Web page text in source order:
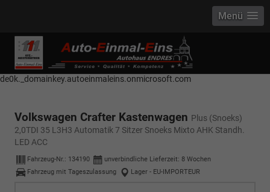
------------ Host Name : selector1._domainkey Points to address or value:
selector1-aee-de0k._domainkey.autoeinmaleins.onmicrosoft.com Host
Name : selector2._domainkey Points to address or value: selector2-aee-
de0k._domainkey.autoeinmaleins.onmicrosoft.com
Menü
Volkswagen Crafter Kastenwagen Plus (Snoeks)
2,0TDI 35 L3H3 Automatik 7 Sitzer Snoeks Mixto AHK Standh.
LED ACC
Fahrzeug-Nr.: 134190 unverbindliche Lieferzeit: 8 Wochen
Fahrzeug mit Tageszulassung
Lager - EU-IMPORTEUR